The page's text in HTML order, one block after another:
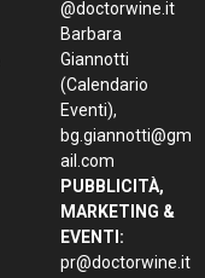
@doctorwine.it
Barbara
Giannotti
(Calendario
Eventi),
bg.giannotti@gm
ail.com
PUBBLICITÀ,
MARKETING &
EVENTI:
pr@doctorwine.it